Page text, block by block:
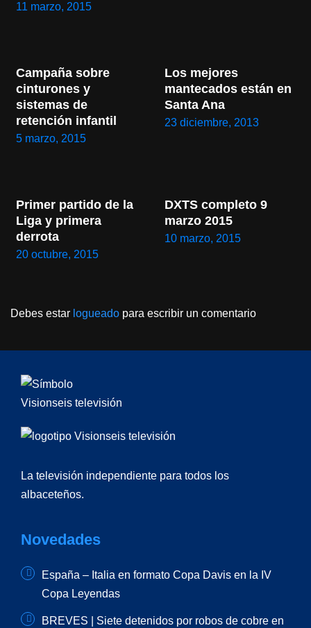
11 marzo, 2015
Campaña sobre
cinturones y
sistemas de
retención infantil
5 marzo, 2015
Los mejores
mantecados están en
Santa Ana
23 diciembre, 2013
Primer partido de la
Liga y primera
derrota
20 octubre, 2015
DXTS completo 9
marzo 2015
10 marzo, 2015
Debes estar logueado para escribir un comentario
La televisión independiente para todos los
albaceteños.
Novedades
España – Italia en formato Copa Davis en la IV
Copa Leyendas
BREVES | Siete detenidos por robos de cobre en